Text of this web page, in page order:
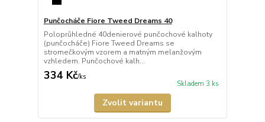
Punčocháče Fiore Tweed Dreams 40
Poloprůhledné 40denierové punčochové kalhoty
(punčocháče) Fiore Tweed Dreams se
stromečkovým vzorem a matným melanžovým
vzhledem. Punčochové kalh...
334 Kč/ks
Skladem 3 ks
Zvolit variantu